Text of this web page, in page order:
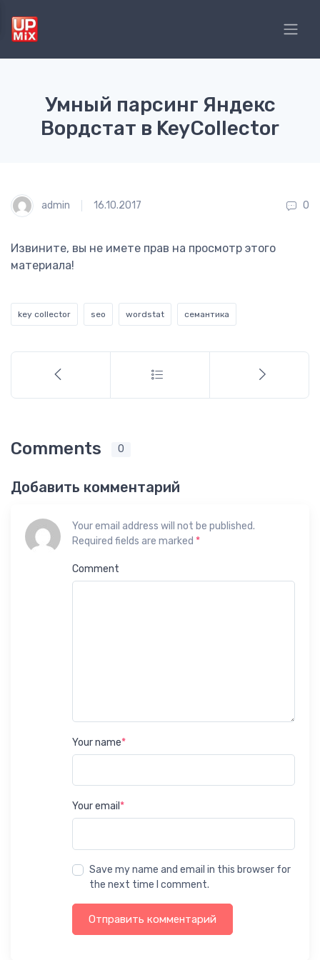
Умный парсинг Яндекс
Вордстат в KeyCollector
admin 16.10.2017 0
Извините, вы не имете прав на просмотр этого
материала!
key collector seo wordstat семантика
Comments 0
Добавить комментарий
Your email address will not be published.
Required fields are marked *
Comment
Your name*
Your email *
Save my name and email in this browser for
the next time I comment.
Отправить комментарий